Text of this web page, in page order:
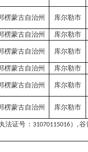
楞蒙古自治州 库尔勒市
楞蒙古自治州 库尔勒市
楞蒙古自治州 库尔勒市
楞蒙古自治州 库尔勒市
楞蒙古自治州 库尔勒市
楞蒙古自治州 库尔勒市
法证号： 31070115016） ,谷